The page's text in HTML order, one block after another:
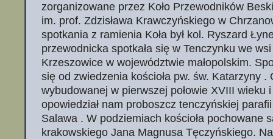
zorganizowane przez Koło Przewodników
im. prof. Zdzisława Krawczyńskiego w
spotkania z ramienia Koła był kol. Ryszard
przewodnicka spotkała się w Tenczynku we
Krzeszowice w województwie małopolskim.
się od zwiedzenia kościoła pw. św. Katarzyny .
wybudowanej w pierwszej połowie XVIII wieku
opowiedział nam proboszcz tenczyńskiej
Salawa . W podziemiach kościoła pochowane
krakowskiego Jana Magnusa Tęczyńskiego.